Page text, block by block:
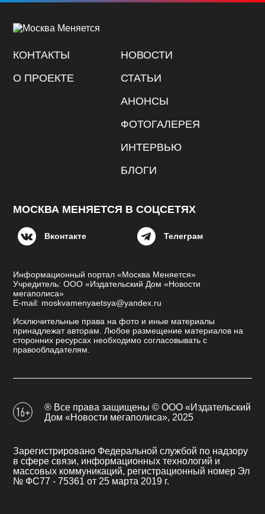
КОНТАКТЫ
О ПРОЕКТЕ
НОВОСТИ
СТАТЬИ
АНОНСЫ
ФОТОГАЛЕРЕЯ
ИНТЕРВЬЮ
БЛОГИ
МОСКВА МЕНЯЕТСЯ В СОЦСЕТЯХ
Вконтакте Телеграм
Информационный портал «Москва Меняется»
Учредитель: ООО «Издательский Дом «Новости
мегаполиса»
E-mail: moskvamenyaetsya@yandex.ru
Исключительные права на фото и иные материалы
принадлежат авторам. Любое размещение материалов на
сторонних ресурсах необходимо согласовывать с
правообладателям.
® Все права защищены © ООО «Издательский
Дом «Новости мегаполиса», 2025
Зарегистрировано Федеральной службой по надзору
в сфере связи, информационных технологий и
массовых коммуникаций, регистрационный номер Эл
№ ФС77 - 75361 от 25 марта 2019 г.